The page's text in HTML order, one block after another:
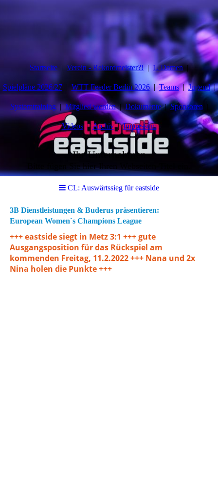
Startseite Verein - Rekordmeister?! 1. Damen
Spielpläne 2026/27 WTT Feeder Berlin 2026 Teams Jugend
Systemtraining Mitglied werden Dokumente Sponsoren
Videos Archiv Impressum
Ihr Unternehmen
Bitte fügen Sie hier Ihren Webseiten-Titel ein.
CL: Auswärtssieg für eastside
3B Dienstleistungen & Buderus präsentieren:
European Women`s Champions League
+++ eastside siegt in Metz 3:1 +++ gute
Ausgangsposition für das Rückspiel am
kommenden Freitag, 11.2.2022 +++ Nana und 2x
Nina holen die Punkte +++